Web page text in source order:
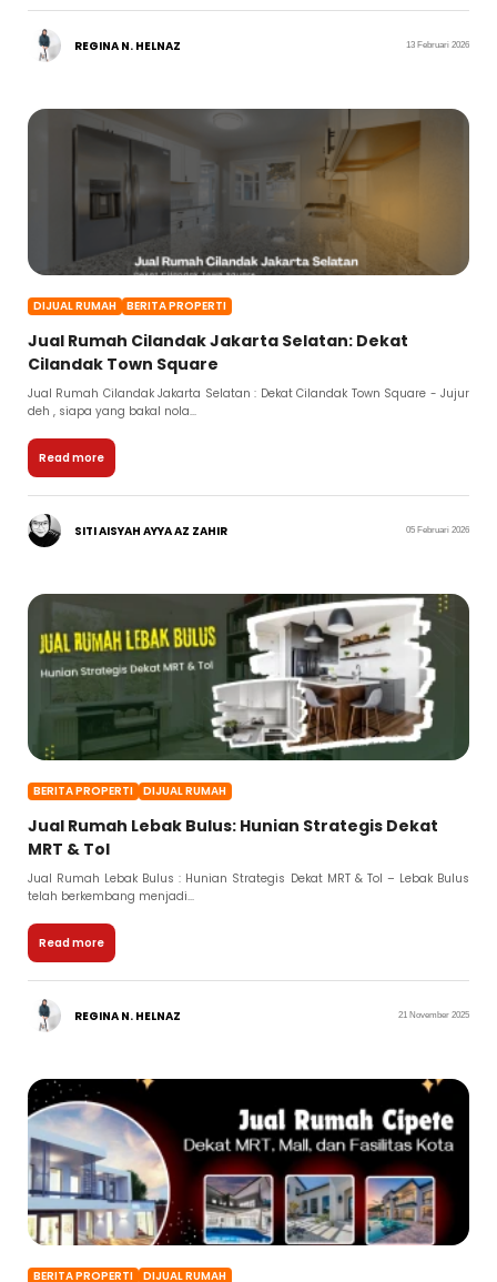
REGINA N. HELNAZ 13 Februari 2026
DIJUAL RUMAH BERITA PROPERTI
Jual Rumah Cilandak Jakarta Selatan: Dekat
Cilandak Town Square
Jual Rumah Cilandak Jakarta Selatan : Dekat Cilandak Town Square - Jujur
deh , siapa yang bakal nola...
Read more
SITI AISYAH AYYA AZ ZAHIR 05 Februari 2026
BERITA PROPERTI DIJUAL RUMAH
Jual Rumah Lebak Bulus: Hunian Strategis Dekat
MRT & Tol
Jual Rumah Lebak Bulus : Hunian Strategis Dekat MRT & Tol – Lebak Bulus
telah berkembang menjadi...
Read more
REGINA N. HELNAZ 21 November 2025
BERITA PROPERTI DIJUAL RUMAH